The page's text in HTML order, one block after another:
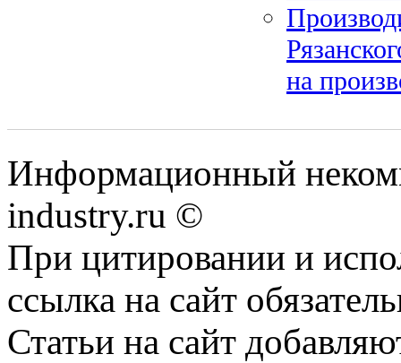
на
Информационный
industry.ru ©
При цитировании и
ссылка на сайт
Статьи на сайт